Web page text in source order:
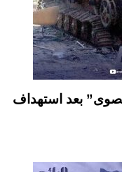
بعد استهداف